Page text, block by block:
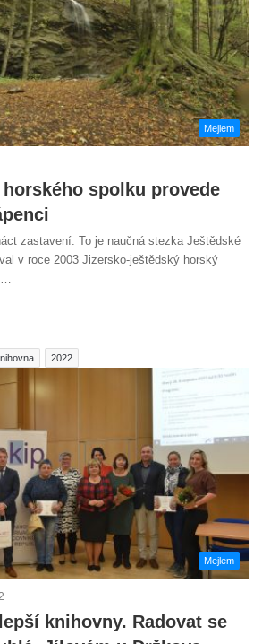
Mejlem
horského spolku provede
zastavení. To je naučná stezka Ještědské
v roce 2003 Jizersko-ještědský horský
2022
Mejlem
knihovny. Radovat se